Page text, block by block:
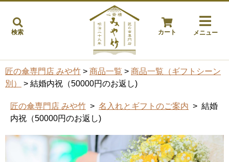
検索 カート メニュー
匠の傘専門店 みや竹 > 商品一覧 > 商品一覧（ギフトシーン
別）
> 結婚内祝（50000円のお返し)
匠の傘専門店 みや竹 > 名入れとギフトのご案内 > 結婚
内祝（50000円のお返し)